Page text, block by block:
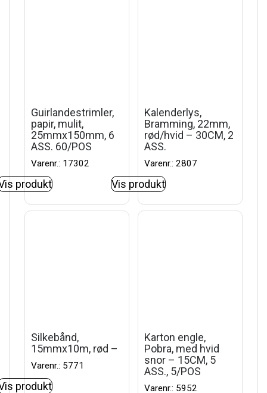
Guirlandestrimler,
papir, mulit,
25mmx150mm, 6
ASS. 60/POS
Varenr.: 17302
produkt
Kalenderlys,
Bramming, 22mm,
rød/hvid – 30CM, 2
ASS.
Varenr.: 2807
Vis produkt
Silkebånd,
15mmx10m, rød –
Varenr.: 5771
produkt
Karton engle,
Pobra, med hvid
snor – 15CM, 5
ASS., 5/POS
Varenr.: 5952